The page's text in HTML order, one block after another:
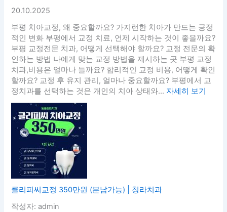
20.10.2025
부평 치아교정, 왜 중요할까요? 가지런한 치아가 만드는 긍정
적인 변화 부평에서 교정 치료, 언제 시작하는 것이 좋을까요?
부평 교정전문 치과, 어떻게 선택해야 할까요? 교정 전문의 확
인하는 방법 나에게 맞는 교정 방법을 제시하는 곳 부평 교정
치과,비용은 얼마나 들까요? 합리적인 교정 비용, 어떻게 확인
할까요? 교정 후 유지 관리, 얼마나 중요할까요? 부평에서 교
정치과를 선택하는 것은 개인의 치아 상태와... 자세히 보기
클리피씨교정 350만원 (분납가능) | 청라치과
작성자: admin